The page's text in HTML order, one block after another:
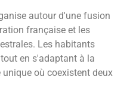
autour d'une fusion
française et les
Les habitants
en s'adaptant à la
où coexistent deux